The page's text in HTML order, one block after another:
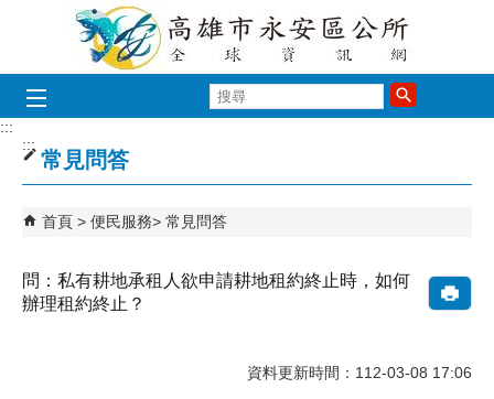
跳到主要內容區塊
尋
:::
:::
常見問答
首頁 便民服務 常見問答
問：私有耕地承租人欲申請耕地租約終止時，如何
辦理租約終止？
資料更新時間：112-03-08 17:06